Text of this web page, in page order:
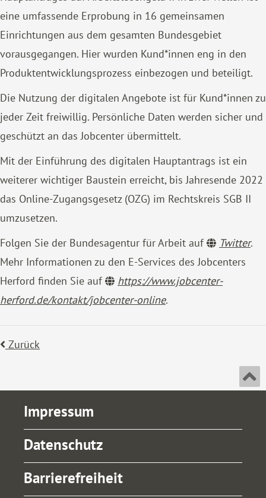
eine umfassende Erprobung in 16 gemeinsamen
Einrichtungen aus dem gesamten Bundesgebiet
vorausgegangen. Hier wurden Kund*innen eng in den
Produktentwicklungsprozess einbezogen und beteiligt.
Die Nutzung der digitalen Angebote ist für Kund*innen zu
jeder Zeit freiwillig. Persönliche Daten werden sicher und
geschützt an das Jobcenter übermittelt.
Mit der Einführung des digitalen Hauptantrags ist ein
weiterer wichtiger Baustein erreicht, bis Jahresende 2022
das Online-Zugangsgesetz (OZG) im Rechtskreis SGB II
umzusetzen.
Folgen Sie der Bundesagentur für Arbeit auf
Twitter.
Mehr Informationen zu den E-Services des Jobcenters
Herford finden Sie auf
https://www.jobcenter-
herford.de/kontakt/jobcenter-online.
Zurück
Impressum
Datenschutz
Barrierefreiheit